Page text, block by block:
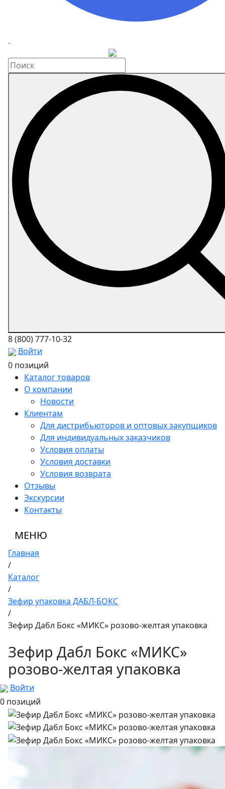
8 (800) 777-10-32
Войти
0 позиций
Каталог товаров
О компании
Новости
Клиентам
Для дистрибьюторов и оптовых закупщиков
Для индивидуальных заказчиков
Условия оплаты
Условия доставки
Условия возврата
Отзывы
Экскурсии
Контакты
МЕНЮ
Главная
/
Каталог
/
Зефир упаковка ДАБЛ-БОКС
/
Зефир Дабл Бокс «МИКС» розово-желтая упаковка
Зефир Дабл Бокс «МИКС»
розово-желтая упаковка
Войти
0 позиций